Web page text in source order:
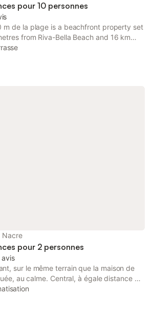
pour 10 personnes
m de la plage is a beachfront property set
from Riva-Bella Beach and 16 km
of Caen. Both free WiFi and parking on-
holiday home free of charge.
Nacre
pour 2 personnes
avis
sur le même terrain que la maison de
au calme. Central, à égale distance du
( 800 m), du bourg (800m) de la rue
A10 min a pieds de la magnifique plage
et 500 m de la gare maritime pour